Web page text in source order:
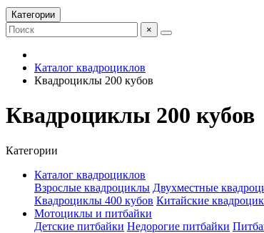
Категории
×
Каталог квадроциклов
Квадроциклы 200 кубов
Квадроциклы 200 кубов
Категории
Каталог квадроциклов
Взрослые квадроциклы Двухместные
Квадроциклы 400 кубов Китайские
Мотоциклы и питбайки
Детские питбайки Недорогие питбайки